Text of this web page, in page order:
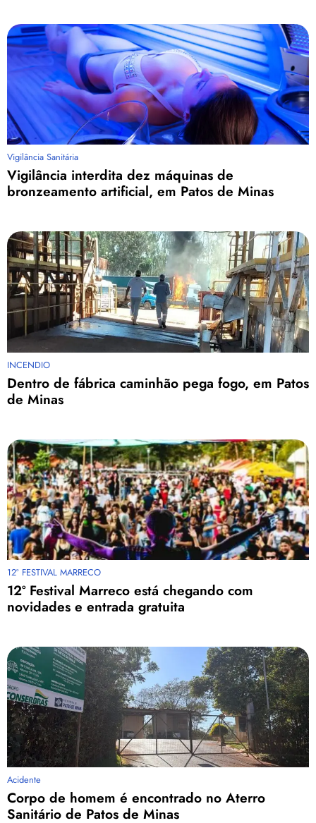
Vigilância Sanitária
Vigilância interdita dez máquinas de
bronzeamento artificial, em Patos de Minas
INCENDIO
Dentro de fábrica caminhão pega fogo, em Patos
de Minas
12º FESTIVAL MARRECO
12º Festival Marreco está chegando com
novidades e entrada gratuita
Acidente
Corpo de homem é encontrado no Aterro
Sanitário de Patos de Minas